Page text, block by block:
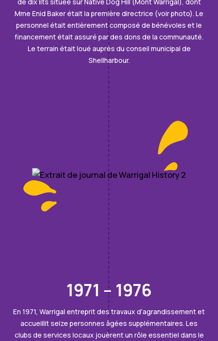
Mme Enid Baker était la première directrice (voir photo). Le
personnel était entièrement composé de bénévoles et le
financement était assuré par des dons de la communauté.
Le terrain était loué auprès du conseil municipal de
Shellharbour.
1971 – 1976
En 1971, Warrigal entreprit des travaux d'agrandissement et
accueillit seize personnes âgées supplémentaires. Les
clubs de services locaux jouèrent un rôle essentiel dans le